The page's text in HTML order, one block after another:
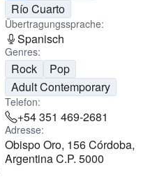
Río Cuarto
Übertragungssprache:
Spanisch
Genres:
Rock
Pop
Adult Contemporary
Telefon:
+54 351 469-2681
Adresse:
Obispo Oro, 156 Córdoba,
Argentina C.P. 5000